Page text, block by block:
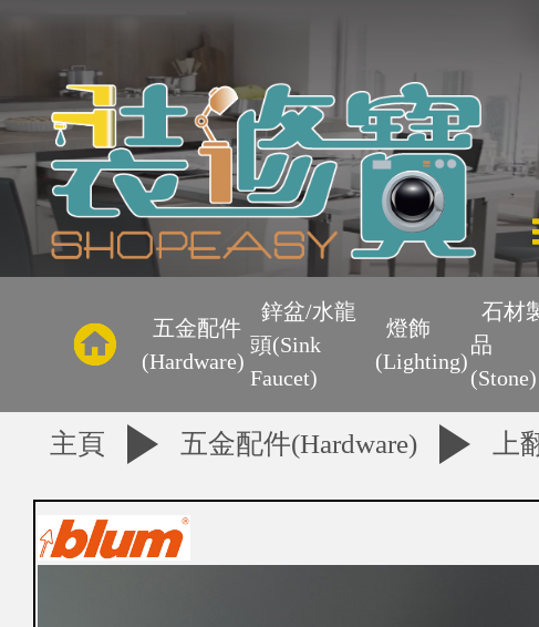
主
頁
優
惠
區
購
五金配件
(Hardware)
鋅盆/水龍
頭(Sink
Faucet)
燈飾
(Lighting)
石材
品
(Stone)
主頁 五金配件(Hardware) 上